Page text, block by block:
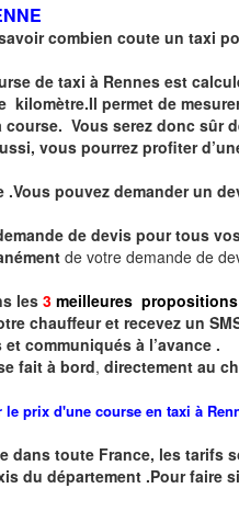
combien coute un taxi
de taxi à Rennes est
kilomètre.Il permet de
course. Vous serez donc sûr
vous pourrez profiter
.Vous pouvez demander un
de devis pour tous
de votre demande de
les 3 meilleures propositions
chauffeur et recevez un
et communiqués à l’avance .
fait à bord, directement au
prix d'une course en taxi à
dans toute France, les tarifs
du département .Pour faire